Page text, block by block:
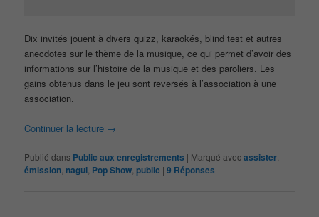
Dix invités jouent à divers quizz, karaokés, blind test et autres
anecdotes sur le thème de la musique, ce qui permet d’avoir des
informations sur l’histoire de la musique et des paroliers. Les
gains obtenus dans le jeu sont reversés à l’association à une
association.
Continuer la lecture →
Publié dans Public aux enregistrements | Marqué avecassister
émission nagui Pop Show ,public |9 Réponses